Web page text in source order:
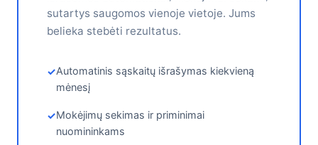
sutartys saugomos vienoje vietoje. Jums
belieka stebėti rezultatus.
Automatinis sąskaitų išrašymas kiekvieną
mėnesį
Mokėjimų sekimas ir priminimai
nuomininkams